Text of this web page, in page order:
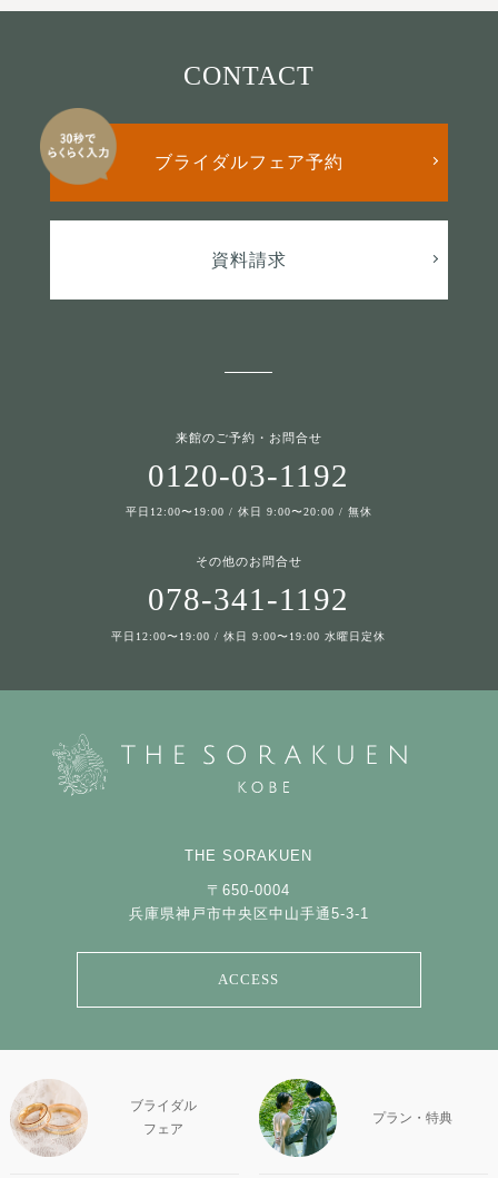
CONTACT
ブライダルフェア予約
資料請求
来館のご予約・お問合せ
0120-03-1192
平日12:00〜19:00 / 休日 9:00〜20:00 / 無休
その他のお問合せ
078-341-1192
平日12:00〜19:00 / 休日 9:00〜19:00 水曜日定休
THE SORAKUEN
〒650-0004
兵庫県神戸市中央区中山手通5-3-1
ACCESS
ブライダル
フェア
プラン・特典